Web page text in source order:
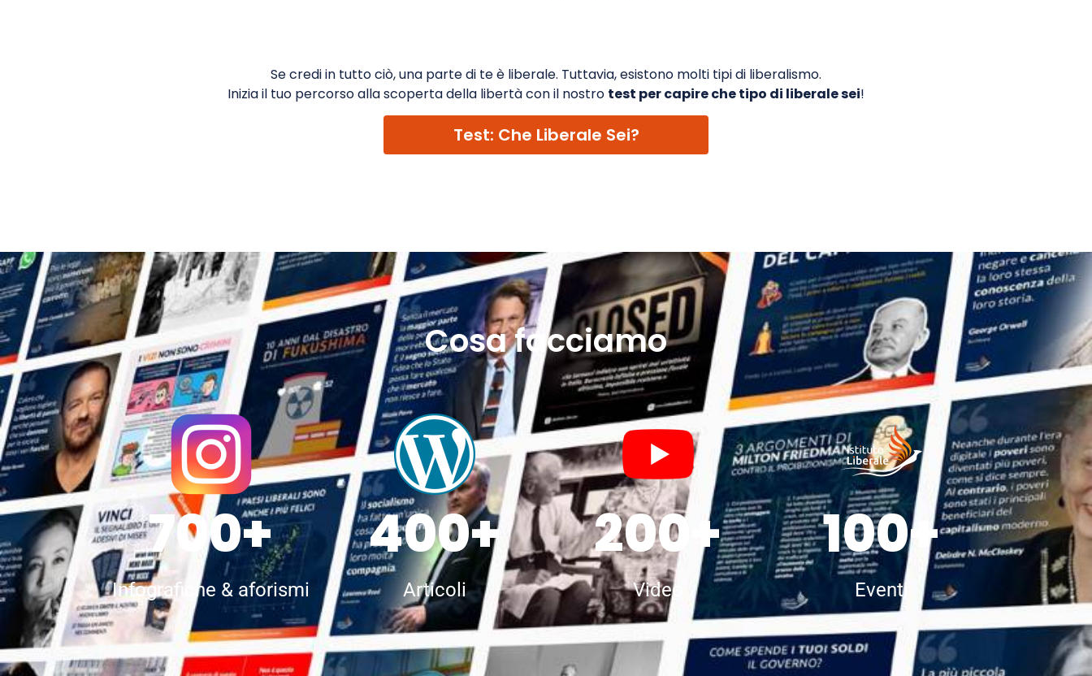
Se credi in tutto ciò, una parte di te è liberale. Tuttavia, esistono molti tipi di liberalismo.
Inizia il tuo percorso alla scoperta della libertà con il nostro test per capire che tipo di liberale sei!
Test: Che Liberale Sei?
Che Liberale Sei?
Cosa facciamo
700+
Infografiche & aforismi
400+
Articoli
200+
Video
100+
Eventi